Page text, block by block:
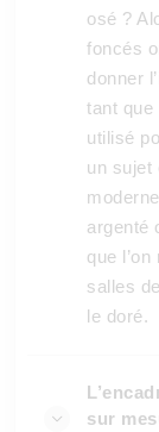
osé ?
foncés
donner
tant que
utilisé
un sujet
argenté
que
salles
le doré.
sur